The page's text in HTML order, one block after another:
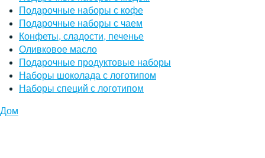
Подарочные наборы с кофе
Подарочные наборы с чаем
Конфеты, сладости, печенье
Оливковое масло
Подарочные продуктовые наборы
Наборы шоколада с логотипом
Наборы специй с логотипом
Дом